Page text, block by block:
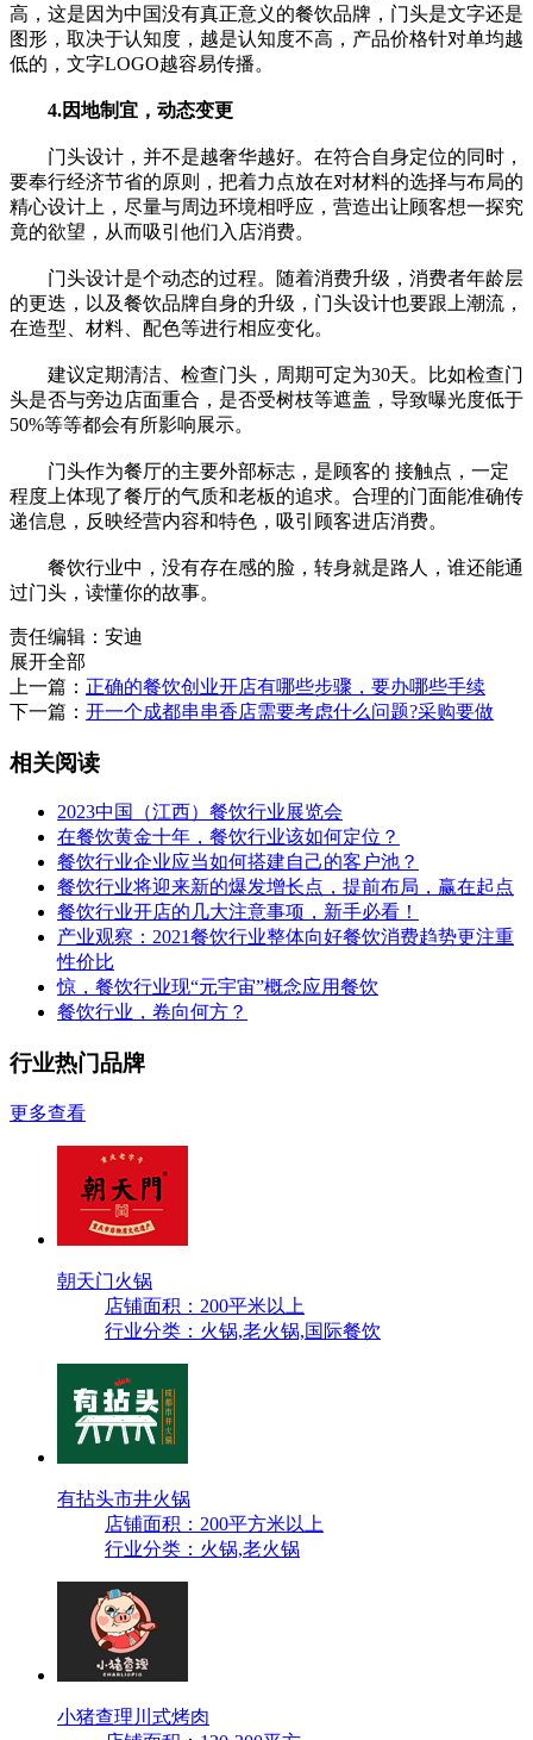
高，这是因为中国没有真正意义的餐饮品牌，门头是文字还是
图形，取决于认知度，越是认知度不高，产品价格针对单均越
低的，文字LOGO越容易传播。
4.因地制宜，动态变更
门头设计，并不是越奢华越好。在符合自身定位的同时，
要奉行经济节省的原则，把着力点放在对材料的选择与布局的
精心设计上，尽量与周边环境相呼应，营造出让顾客想一探究
竟的欲望，从而吸引他们入店消费。
门头设计是个动态的过程。随着消费升级，消费者年龄层
的更迭，以及餐饮品牌自身的升级，门头设计也要跟上潮流，
在造型、材料、配色等进行相应变化。
建议定期清洁、检查门头，周期可定为30天。比如检查门
头是否与旁边店面重合，是否受树枝等遮盖，导致曝光度低于
50%等等都会有所影响展示。
门头作为餐厅的主要外部标志，是顾客的 接触点，一定
程度上体现了餐厅的气质和老板的追求。合理的门面能准确传
递信息，反映经营内容和特色，吸引顾客进店消费。
餐饮行业中，没有存在感的脸，转身就是路人，谁还能通
过门头，读懂你的故事。
责任编辑：安迪
展开全部
上一篇： 正确的餐饮创业开店有哪些步骤，要办哪些手续
下一篇： 开一个成都串串香店需要考虑什么问题?采购要做
相关阅读
2023中国（江西）餐饮行业展览会
在餐饮黄金十年，餐饮行业该如何定位？
餐饮行业企业应当如何搭建自己的客户池？
餐饮行业将迎来新的爆发增长点，提前布局，赢在起点
餐饮行业开店的几大注意事项，新手必看！
产业观察：2021餐饮行业整体向好餐饮消费趋势更注重
性价比
惊，餐饮行业现“元宇宙”概念应用餐饮
餐饮行业，卷向何方？
行业热门品牌
更多查看
朝天门火锅
店铺面积：200平米以上
行业分类：火锅,老火锅,国际餐饮
有拈头市井火锅
店铺面积：200平方米以上
行业分类：火锅,老火锅
小猪查理川式烤肉